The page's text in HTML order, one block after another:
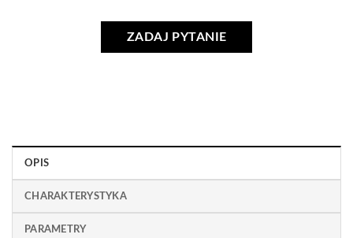
ZADAJ PYTANIE
OPIS
CHARAKTERYSTYKA
PARAMETRY